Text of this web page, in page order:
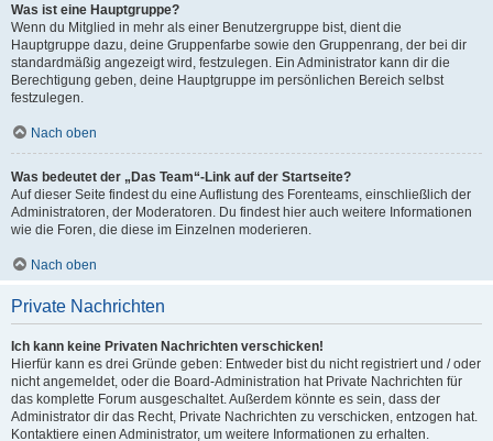
Was ist eine Hauptgruppe?
Wenn du Mitglied in mehr als einer Benutzergruppe bist, dient die
Hauptgruppe dazu, deine Gruppenfarbe sowie den Gruppenrang, der bei dir
standardmäßig angezeigt wird, festzulegen. Ein Administrator kann dir die
Berechtigung geben, deine Hauptgruppe im persönlichen Bereich selbst
festzulegen.
Nach oben
Was bedeutet der „Das Team“-Link auf der Startseite?
Auf dieser Seite findest du eine Auflistung des Forenteams, einschließlich der
Administratoren, der Moderatoren. Du findest hier auch weitere Informationen
wie die Foren, die diese im Einzelnen moderieren.
Nach oben
Private Nachrichten
Ich kann keine Privaten Nachrichten verschicken!
Hierfür kann es drei Gründe geben: Entweder bist du nicht registriert und / oder
nicht angemeldet, oder die Board-Administration hat Private Nachrichten für
das komplette Forum ausgeschaltet. Außerdem könnte es sein, dass der
Administrator dir das Recht, Private Nachrichten zu verschicken, entzogen hat.
Kontaktiere einen Administrator, um weitere Informationen zu erhalten.